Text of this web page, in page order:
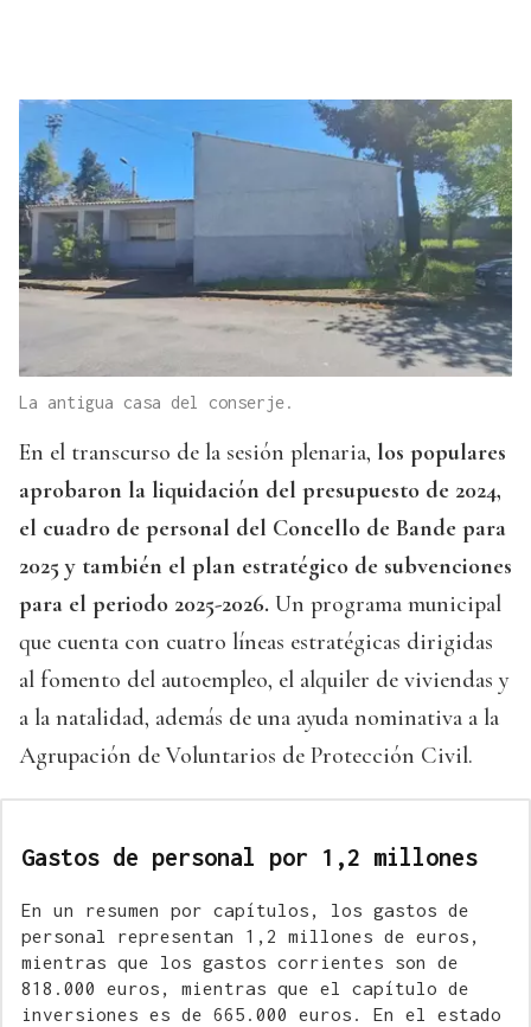
La antigua casa del conserje.
En el transcurso de la sesión plenaria, los populares
aprobaron la liquidación del presupuesto de 2024,
el cuadro de personal del Concello de Bande para
2025 y también el plan estratégico de subvenciones
para el periodo 2025-2026. Un programa municipal
que cuenta con cuatro líneas estratégicas dirigidas
al fomento del autoempleo, el alquiler de viviendas y
a la natalidad, además de una ayuda nominativa a la
Agrupación de Voluntarios de Protección Civil.
Gastos de personal por 1,2 millones
En un resumen por capítulos, los gastos de
personal representan 1,2 millones de euros,
mientras que los gastos corrientes son de
818.000 euros, mientras que el capítulo de
inversiones es de 665.000 euros. En el estado